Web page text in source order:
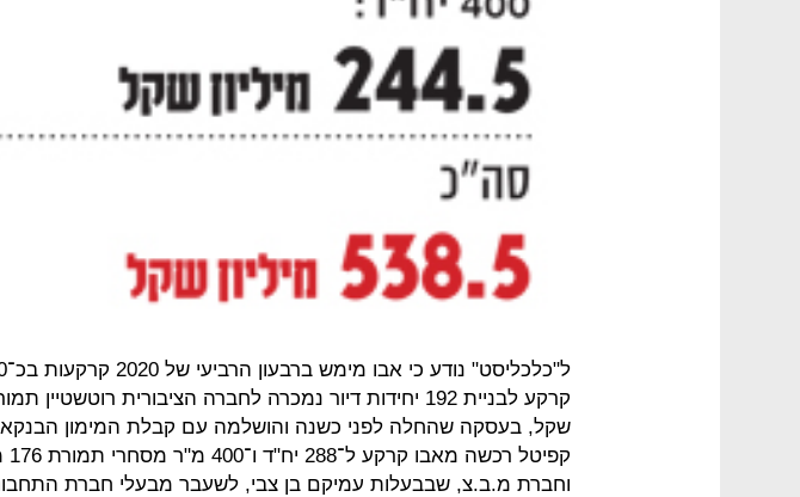
שקל, בעסקה שהחלה לפני כשנה והושלמה עם קבלת המימון
וחברת מ.ב.צ, שבבעלות עמיקם בן צבי, לשעבר מבעלי חברת